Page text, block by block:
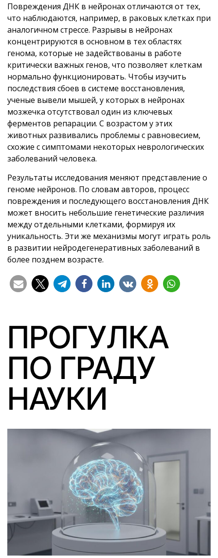
Повреждения ДНК в нейронах отличаются от тех,
что наблюдаются, например, в раковых клетках при
аналогичном стрессе. Разрывы в нейронах
концентрируются в основном в тех областях
генома, которые не задействованы в работе
критически важных генов, что позволяет клеткам
нормально функционировать. Чтобы изучить
последствия сбоев в системе восстановления,
ученые вывели мышей, у которых в нейронах
мозжечка отсутствовал один из ключевых
ферментов репарации. С возрастом у этих
животных развивались проблемы с равновесием,
схожие с симптомами некоторых неврологических
заболеваний человека.
Результаты исследования меняют представление о
геноме нейронов. По словам авторов, процесс
повреждения и последующего восстановления ДНК
может вносить небольшие генетические различия
между отдельными клетками, формируя их
уникальность. Эти же механизмы могут играть роль
в развитии нейродегенеративных заболеваний в
более позднем возрасте.
ПРОГУЛКА
ПО ГРАДУ
НАУКИ